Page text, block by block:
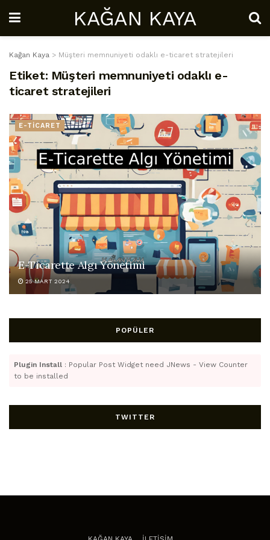
KAĞAN KAYA
Kağan Kaya > Müşteri memnuniyeti odaklı e-ticaret stratejileri
Etiket: Müşteri memnuniyeti odaklı e-
ticaret stratejileri
E-TİCARET
E-Ticarette Algı Yönetimi
25 MART 2024
POPÜLER
Plugin Install : Popular Post Widget need JNews - View Counter
to be installed
TWITTER